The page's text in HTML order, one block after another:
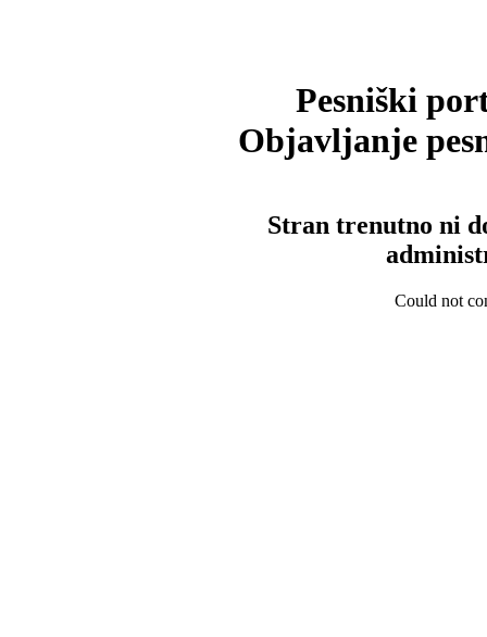
Pesniški
Objavljanje
Stran trenutno ni
Could not